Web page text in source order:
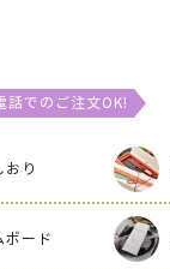
話でのご注文OK!
おり
ボード